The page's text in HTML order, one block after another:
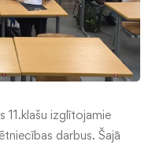
11.klašu izglītojamie
darbus. Šajā